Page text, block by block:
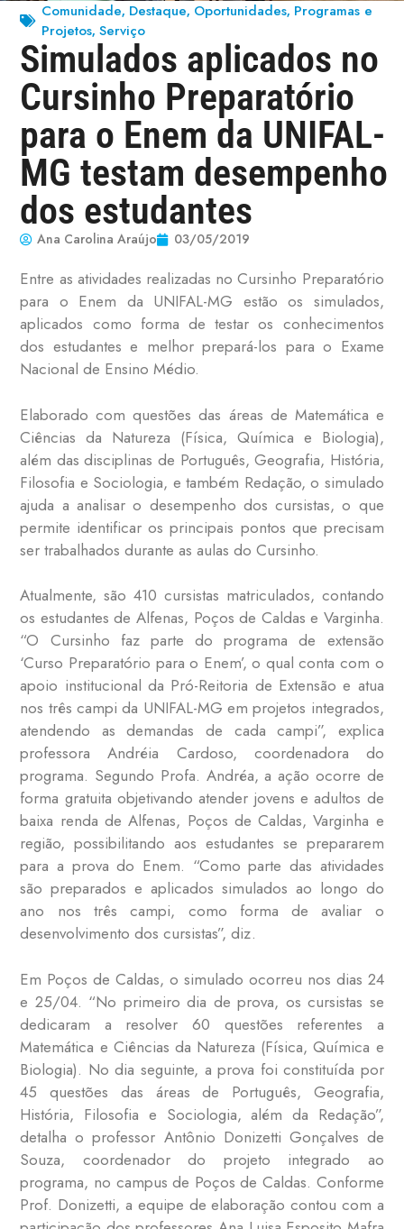
Comunidade, Destaque, Oportunidades, Programas e
Projetos,Serviço
Simulados aplicados no
Cursinho Preparatório
para o Enem da UNIFAL-
MG testam desempenho
dos estudantes
Ana Carolina Araújo 03/05/2019
Entre as atividades realizadas no Cursinho Preparatório
para o Enem da UNIFAL-MG estão os simulados,
aplicados como forma de testar os conhecimentos
dos estudantes e melhor prepará-los para o Exame
Nacional de Ensino Médio.
Elaborado com questões das áreas de Matemática e
Ciências da Natureza (Física, Química e Biologia),
além das disciplinas de Português, Geografia, História,
Filosofia e Sociologia, e também Redação, o simulado
ajuda a analisar o desempenho dos cursistas, o que
permite identificar os principais pontos que precisam
ser trabalhados durante as aulas do Cursinho.
Atualmente, são 410 cursistas matriculados, contando
os estudantes de Alfenas, Poços de Caldas e Varginha.
“O Cursinho faz parte do programa de extensão
‘Curso Preparatório para o Enem’, o qual conta com o
apoio institucional da Pró-Reitoria de Extensão e atua
nos três campi da UNIFAL-MG em projetos integrados,
atendendo as demandas de cada campi”, explica
professora Andréia Cardoso, coordenadora do
programa. Segundo Profa. Andréa, a ação ocorre de
forma gratuita objetivando atender jovens e adultos de
baixa renda de Alfenas, Poços de Caldas, Varginha e
região, possibilitando aos estudantes se prepararem
para a prova do Enem. “Como parte das atividades
são preparados e aplicados simulados ao longo do
ano nos três campi, como forma de avaliar o
desenvolvimento dos cursistas”, diz.
Em Poços de Caldas, o simulado ocorreu nos dias 24
e 25/04. “No primeiro dia de prova, os cursistas se
dedicaram a resolver 60 questões referentes a
Matemática e Ciências da Natureza (Física, Química e
Biologia). No dia seguinte, a prova foi constituída por
45 questões das áreas de Português, Geografia,
História, Filosofia e Sociologia, além da Redação”,
detalha o professor Antônio Donizetti Gonçalves de
Souza, coordenador do projeto integrado ao
programa, no campus de Poços de Caldas. Conforme
Prof. Donizetti, a equipe de elaboração contou com a